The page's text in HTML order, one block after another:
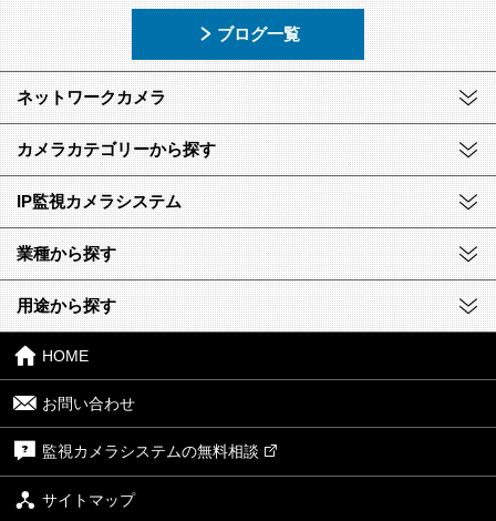
ブログ一覧
ネットワークカメラ
カメラカテゴリーから探す
IP監視カメラシステム
業種から探す
用途から探す
HOME
お問い合わせ
監視カメラシステムの無料相談
サイトマップ